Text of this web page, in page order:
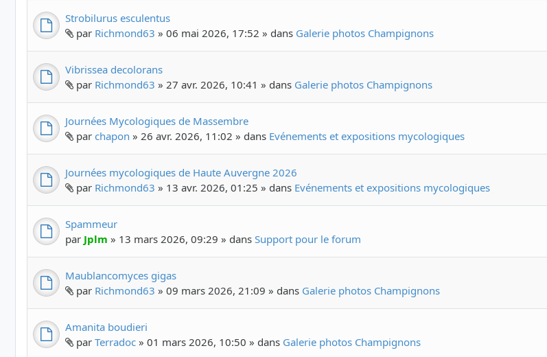
Strobilurus esculentus
par Richmond63 » 06 mai 2026, 17:52 » dans Galerie photos Champignons
Vibrissea decolorans
par Richmond63 » 27 avr. 2026, 10:41 » dans Galerie photos Champignons
Journées Mycologiques de Massembre
par chapon » 26 avr. 2026, 11:02 » dans Evénements et expositions mycologiques
Journées mycologiques de Haute Auvergne 2026
par Richmond63 » 13 avr. 2026, 01:25 » dans Evénements et expositions mycologiques
Spammeur
par Jplm » 13 mars 2026, 09:29 » dans Support pour le forum
Maublancomyces gigas
par Richmond63 » 09 mars 2026, 21:09 » dans Galerie photos Champignons
Amanita boudieri
par Terradoc » 01 mars 2026, 10:50 » dans Galerie photos Champignons